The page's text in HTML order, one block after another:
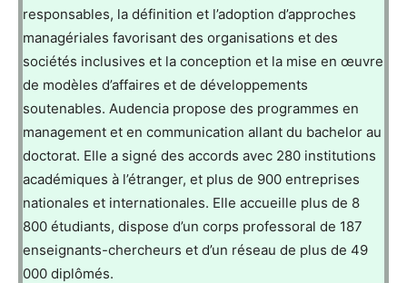
responsables, la définition et l’adoption d’approches
managériales favorisant des organisations et des
sociétés inclusives et la conception et la mise en œuvre
de modèles d’affaires et de développements
soutenables. Audencia propose des programmes en
management et en communication allant du bachelor au
doctorat. Elle a signé des accords avec 280 institutions
académiques à l’étranger, et plus de 900 entreprises
nationales et internationales. Elle accueille plus de 8
800 étudiants, dispose d’un corps professoral de 187
enseignants-chercheurs et d’un réseau de plus de 49
000 diplômés.